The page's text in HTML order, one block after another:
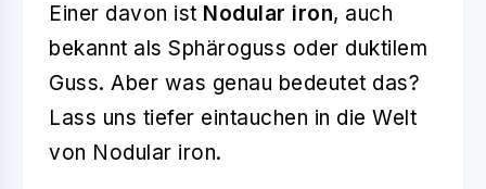
Einer davon ist Nodular iron, auch
bekannt als Sphäroguss oder duktilem
Guss. Aber was genau bedeutet das?
Lass uns tiefer eintauchen in die Welt
von Nodular iron.